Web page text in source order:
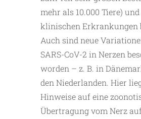
mehr als 10.000 Tiere)
klinischen Erkrankungen
Auch sind neue
SARS-CoV-2 in Nerzen
worden – z. B. in
den Niederlanden. Hier
Hinweise auf eine
Übertragung vom Nerz